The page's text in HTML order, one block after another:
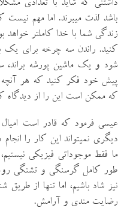
داشتني كه شايد با تعدادي
باشد لذت ميبرند. اما مهم
زندگي شما با خدا كاملتر خواهد
كنيد. راندن سه چرخه براي يك
شود و يك ماشين پورشه براند،
پيش خود فكر كنيد كه هر آنچه در
كه ممكن است اين را از ديدگاه
عيسي فرمود كه قادر است
ما فقط موجوداتي فيزيكي
طور كامل گرسنگي و تشنگي
نيز شاد باشيم، اما تنها از طريق
رضايت مندي و آرامش.